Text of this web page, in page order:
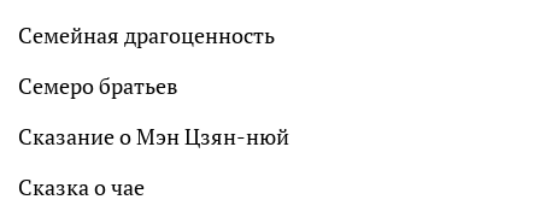
Семейная драгоценность
Семеро братьев
Сказание о Мэн Цзян-нюй
Сказка о чае